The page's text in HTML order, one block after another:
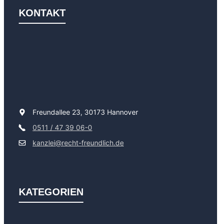
KONTAKT
Freundallee 23, 30173 Hannover
0511 / 47 39 06-0
kanzlei@recht-freundlich.de
KATEGORIEN